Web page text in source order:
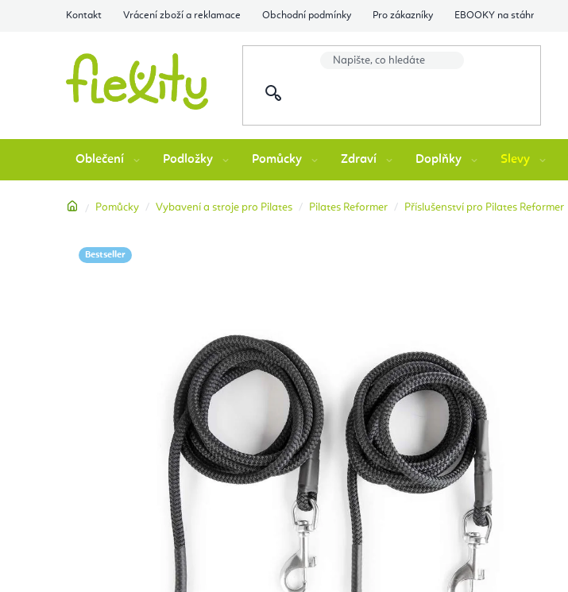
Kontakt Vrácení zboží a reklamace Obchodní podmínky Pro zákazníky EBOOKY na stáhnutí
Oblečení Podložky Pomůcky Zdraví Doplňky Slevy
DomůPomůcky Vybavení a stroje pro Pilates Pilates Reformer Příslušenství pro Pilates Reformer
Bestseller